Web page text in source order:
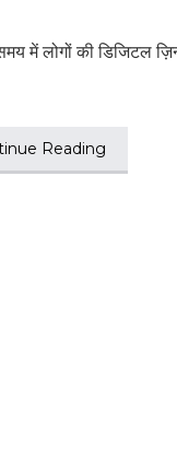
में लोगों की डिजिटल
Reading